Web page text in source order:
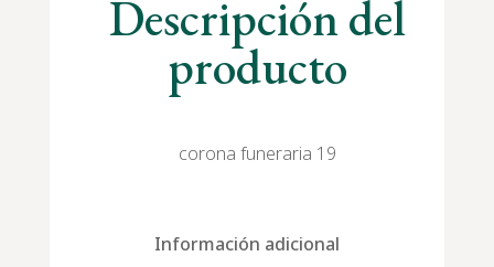
Descripción del
producto
corona funeraria 19
Información adicional